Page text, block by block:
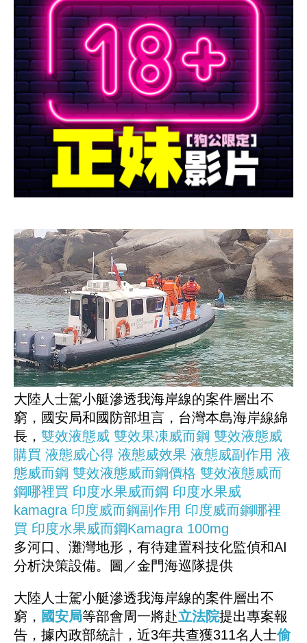
大陸人士駕小艇滲透我海岸線的案件層出不
窮，國安局和國防部坦言，台灣本島海岸線綿
長， 雙效液態威 雙效果凍威而鋼 雙效液態威
購買 液態威心得 液態威效果 液態威副作用 液
態威而鋼 雙效液態威而鋼價格 雙效液態威而
鋼哪裡買 印度水果威而鋼 印度水果威
kamagra 印度威而鋼副作用 印度威而鋼哪裡
買 印度水果威而鋼Kamagra 100mg
多河口、灘灣地形，有待建置科技化監偵和AI
分析決策設備。圖／金門海巡隊提供
大陸人士駕小艇滲透我海岸線的案件層出不
窮， 國安局等部會周一將赴立法院提出專案報
告，據內政部統計，近3年共查獲311名人士偷